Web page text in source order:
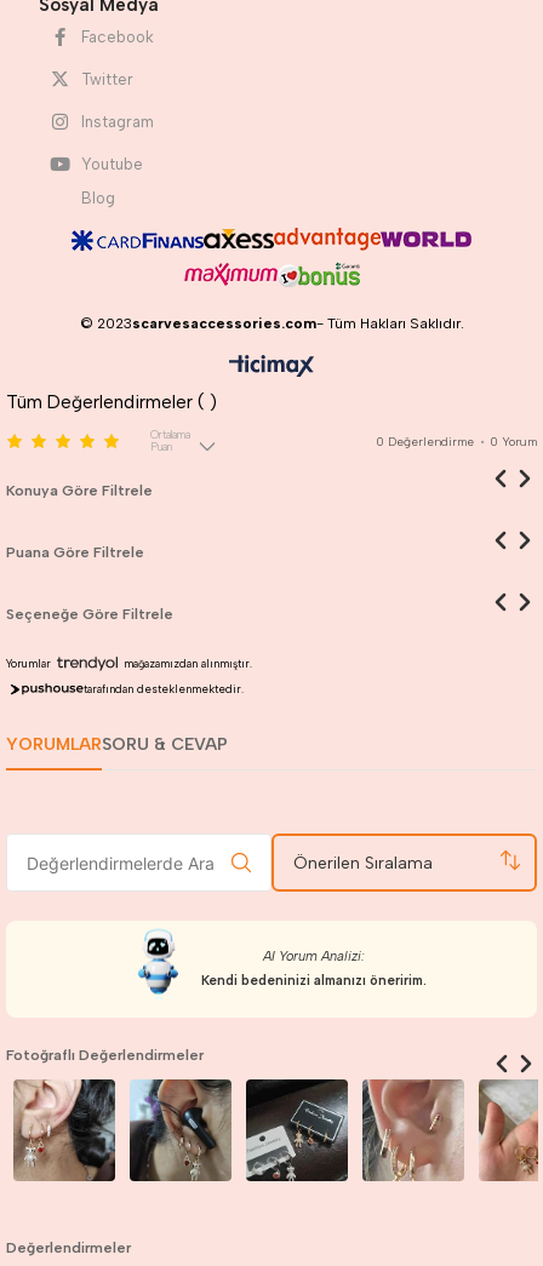
Sosyal Medya
Facebook
Twitter
Instagram
Youtube
Blog
© 2023scarvesaccessories.com- Tüm Hakları Saklıdır.
Tüm Değerlendirmeler ( )
Ortalama
Puan
0 Değerlendirme • 0 Yorum
Konuya Göre Filtrele
Puana Göre Filtrele
Seçeneğe Göre Filtrele
Yorumlar
mağazamızdan alınmıştır.
tarafından desteklenmektedir.
YORUMLARSORU & CEVAP
Önerilen Sıralama
AI Yorum Analizi:
Kendi bedeninizi almanızı öneririm.
Fotoğraflı Değerlendirmeler
Değerlendirmeler